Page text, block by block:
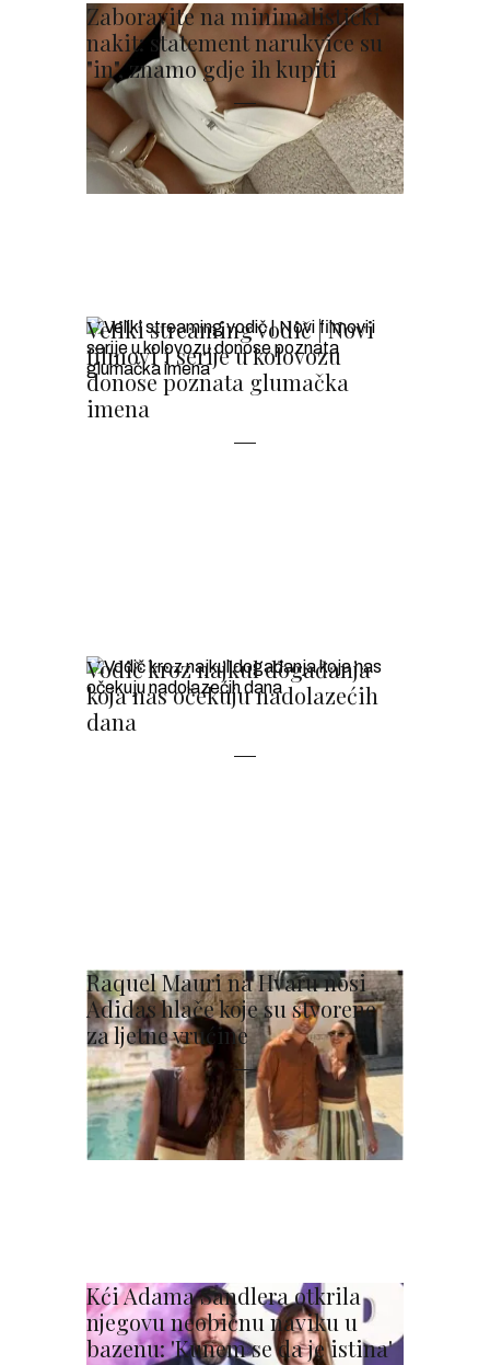
Zaboravite na minimalistički
nakit: statement narukvice su
"in", znamo gdje ih kupiti
Veliki streaming vodič | Novi
filmovi i serije u kolovozu
donose poznata glumačka
imena
Vodič kroz najkul događanja
koja nas očekuju nadolazećih
dana
Raquel Mauri na Hvaru nosi
Adidas hlače koje su stvorene
za ljetne vrućine
Kći Adama Sandlera otkrila
njegovu neobičnu naviku u
bazenu: 'Kunem se da je istina'